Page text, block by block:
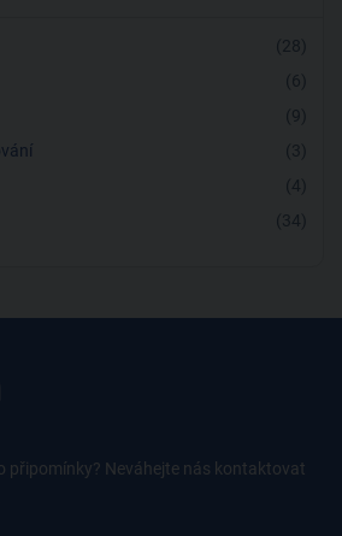
(28)
(6)
(9)
(3)
(4)
(34)
připomínky? Neváhejte nás kontaktovat